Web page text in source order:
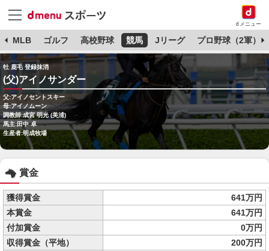
dメニュー
MLB ゴルフ 高校野球 競馬 Jリーグ プロ野球（2軍）
牡 鹿毛 登録抹消
(父)アイノサンダー
父:アイノセントスキー
母:アイノムーン
調教師:成宮 明光 (美浦)
馬主:田中 卓
生産者:明成牧場
賞金
獲得賞金
641万円
本賞金
641万円
付加賞金
0万円
収得賞金（平地）
200万円